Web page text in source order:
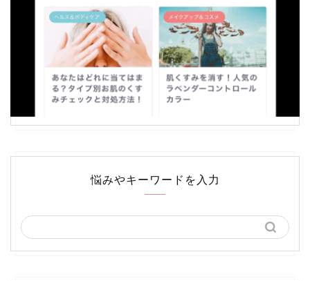
悩みやキーワードを入力